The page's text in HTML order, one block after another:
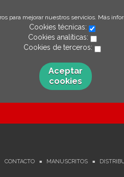
para mejorar nuestros servicios. Más
Cookies técnicas:
Cookies analíticas:
Cookies de terceros:
Aceptar
cookies
CONTACTO MANUSCRITOS